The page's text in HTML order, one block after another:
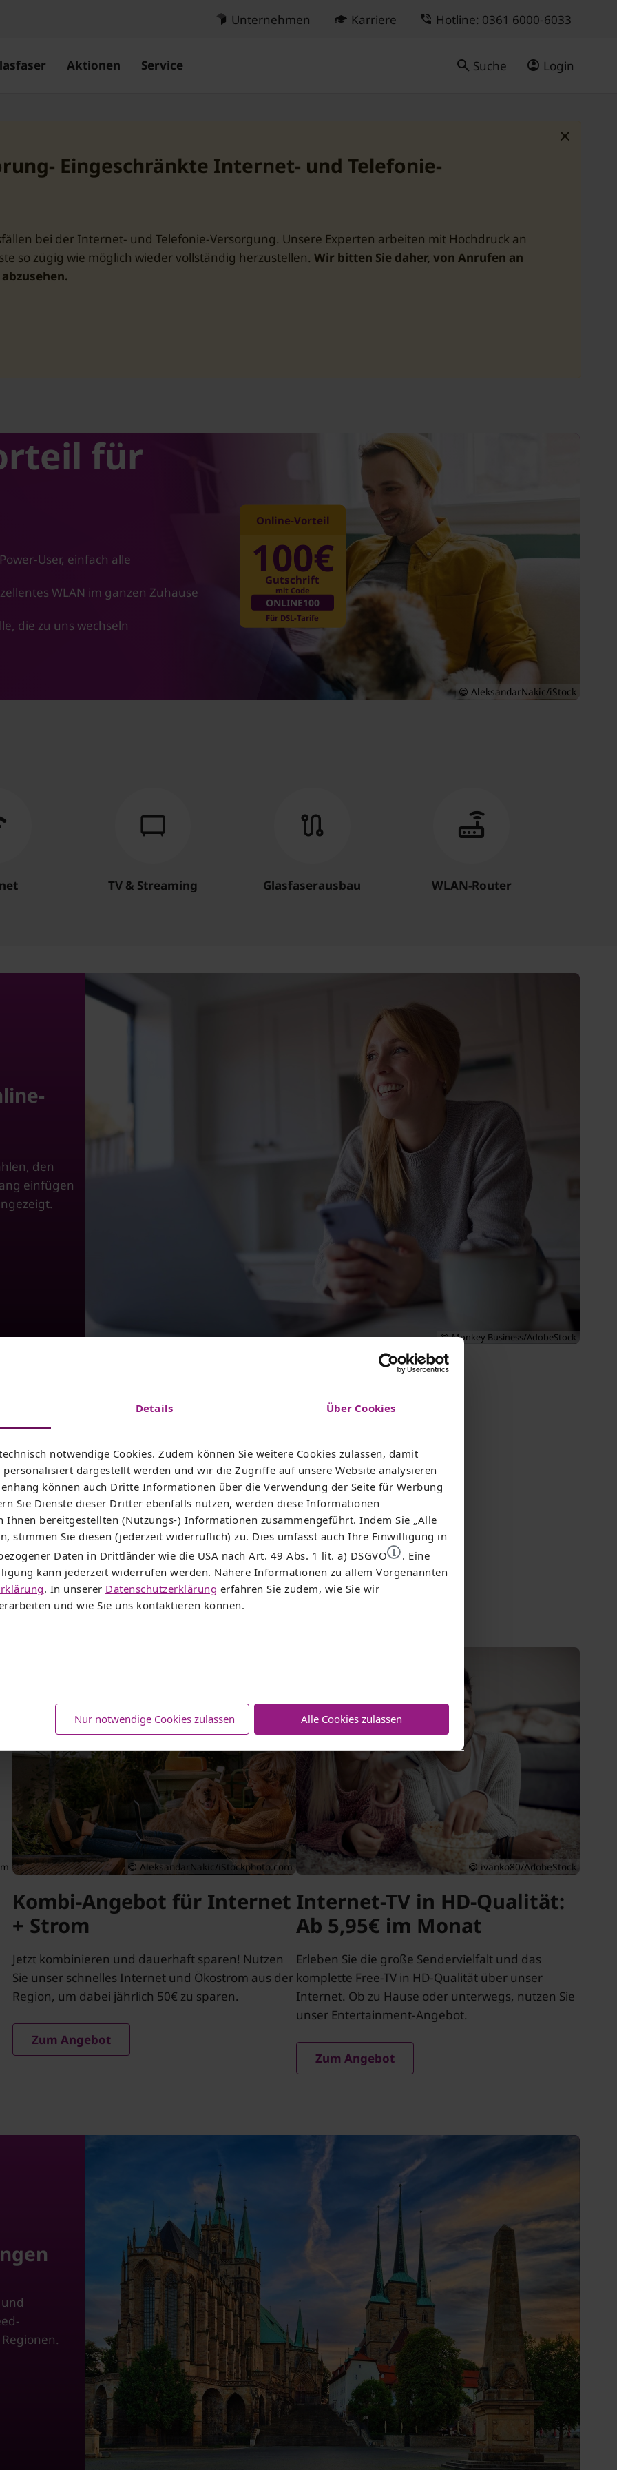
Details Über Cookies
notwendige Cookies. Zudem können Sie weitere Cookies zulassen, damit
dargestellt werden und wir die Zugriffe auf unsere Website analysieren
können auch Dritte Informationen über die Verwendung der Seite für Werbung
Sie Dienste dieser Dritter ebenfalls nutzen, werden diese Informationen
Ihnen bereitgestellten (Nutzungs-) Informationen zusammengeführt. Indem Sie „Alle
stimmen Sie diesen (jederzeit widerruflich) zu. Dies umfasst auch Ihre Einwilligung in
Daten in Drittländer wie die USA nach Art. 49 Abs. 1 lit. a) DSGVO
. Eine
kann jederzeit widerrufen werden. Nähere Informationen zu allem Vorgenannten
. In unserer Datenschutzerklärung erfahren Sie zudem, wie Sie wir
und wie Sie uns kontaktieren können.
Nur notwendige Cookies zulassen Alle Cookies zulassen
Unternehmen Karriere Hotline: 0361 6000-6033
Aktionen Service Suche Login
Eingeschränkte Internet- und Telefonie-
bei der Internet- und Telefonie-Versorgung. Unsere Experten arbeiten mit Hochdruck an
so zügig wie möglich wieder vollständig herzustellen. Wir bitten Sie daher, von Anrufen an
AleksandarNakic/iStock
Online-Vorteil
100€
Gutschrift
mit Code
ONLINE100
Für DSL-Tarife
für
User, einfach alle
WLAN im ganzen Zuhause
die zu uns wechseln
TV & Streaming Glasfaserausbau WLAN-Router
den
einfügen
Monkey Business/AdobeStock
Highspeed-Internet für Thüringen
zu 1.000 Mbit/s. Jetzt Verfügbarkeit prüfen und mit dem besten Tarif surfen.
Tarif wechseln oder ziehen um?Im Kundenportal anmelden
Kombi-Angebote im Vergleich
AleksandarNakic/iStockphoto.com
Kombi-Angebot für Internet
+ Strom
Jetzt kombinieren und dauerhaft sparen! Nutzen
Sie unser schnelles Internet und Ökostrom aus der
Region, um dabei jährlich 50€ zu sparen.
Zum Angebot
ivanko80/AdobeStock
Internet-TV in HD-Qualität:
Ab 5,95€ im Monat
Erleben Sie die große Sendervielfalt und das
komplette Free-TV in HD-Qualität über unser
Internet. Ob zu Hause oder unterwegs, nutzen Sie
unser Entertainment-Angebot.
Zum Angebot